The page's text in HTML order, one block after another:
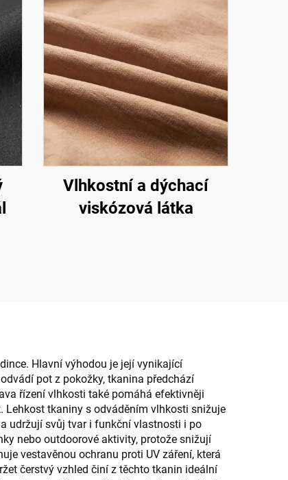
Vlhkostní a dýchací
viskózová látka
Hlavní výhodou je její vynikající
pot z pokožky, tkanina předchází
řízení vlhkosti také pomáhá efektivněji
Lehkost tkaniny s odváděním vlhkosti snižuje
udržují svůj tvar i funkční vlastnosti i po
nebo outdoorové aktivity, protože snižují
vestavěnou ochranu proti UV záření, která
čerstvý vzhled činí z těchto tkanin ideální